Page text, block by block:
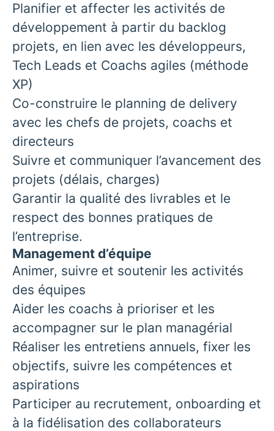
Planifier et affecter les activités de
développement à partir du backlog
projets, en lien avec les développeurs,
Tech Leads et Coachs agiles (méthode
XP)
Co-construire le planning de delivery
avec les chefs de projets, coachs et
directeurs
Suivre et communiquer l’avancement des
projets (délais, charges)
Garantir la qualité des livrables et le
respect des bonnes pratiques de
l’entreprise.
Management d’équipe
Animer, suivre et soutenir les activités
des équipes
Aider les coachs à prioriser et les
accompagner sur le plan managérial
Réaliser les entretiens annuels, fixer les
objectifs, suivre les compétences et
aspirations
Participer au recrutement, onboarding et
à la fidélisation des collaborateurs